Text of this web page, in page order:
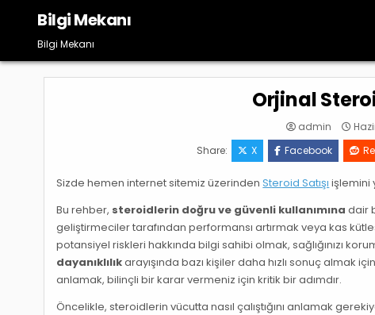
content
Bilgi Mekanı
Bilgi Mekanı
Orjinal
admin
Share:
X Facebook
Sizde hemen internet sitemiz üzerindenSteroid Satışı işlemini
Bu rehber, steroidlerin doğru ve güvenli kullanımına dair
geliştirmeciler tarafından performansı artırmak veya kas
potansiyel riskleri hakkında bilgi sahibi olmak, sağlığınızı
dayanıklılıkarayışında bazı kişiler daha hızlı sonuç almak
anlamak, bilinçli bir karar vermeniz için kritik bir adımdır.
Öncelikle, steroidlerin vücutta nasıl çalıştığını anlamak